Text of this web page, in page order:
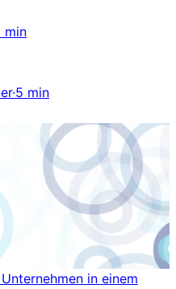
min
·5 min
in einem